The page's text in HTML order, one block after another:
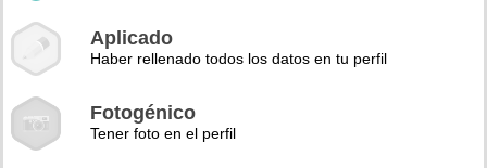
Aplicado
Haber rellenado todos los datos en tu perfil
Fotogénico
Tener foto en el perfil